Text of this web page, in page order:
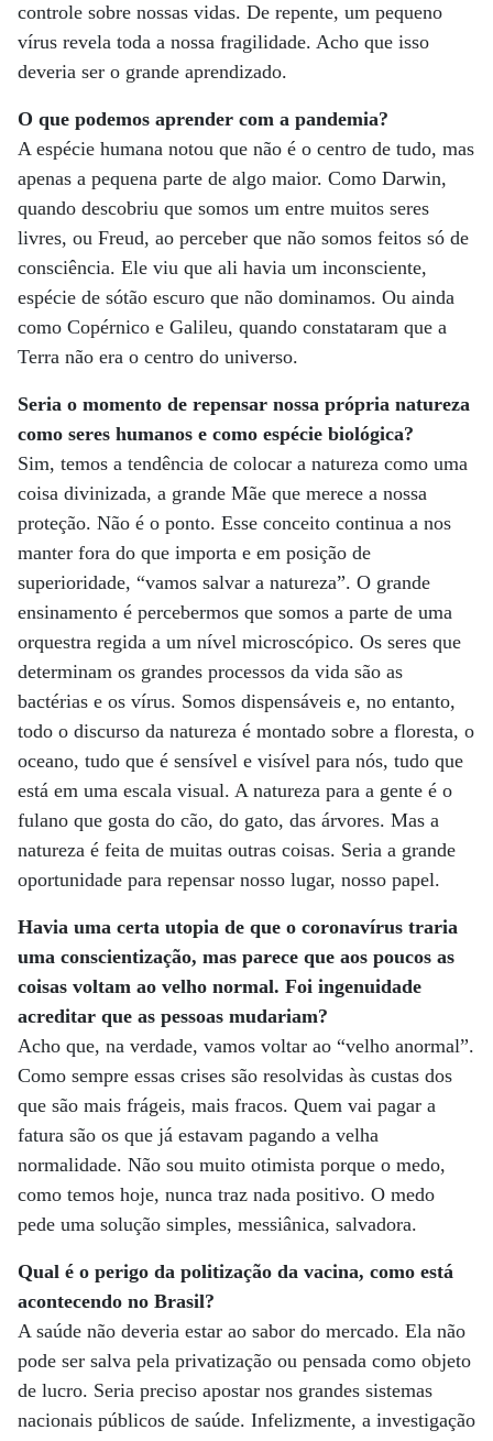
controle sobre nossas vidas. De repente, um pequeno
vírus revela toda a nossa fragilidade. Acho que isso
deveria ser o grande aprendizado.
O que podemos aprender com a pandemia?
A espécie humana notou que não é o centro de tudo, mas
apenas a pequena parte de algo maior. Como Darwin,
quando descobriu que somos um entre muitos seres
livres, ou Freud, ao perceber que não somos feitos só de
consciência. Ele viu que ali havia um inconsciente,
espécie de sótão escuro que não dominamos. Ou ainda
como Copérnico e Galileu, quando constataram que a
Terra não era o centro do universo.
Seria o momento de repensar nossa própria natureza
como seres humanos e como espécie biológica?
Sim, temos a tendência de colocar a natureza como uma
coisa divinizada, a grande Mãe que merece a nossa
proteção. Não é o ponto. Esse conceito continua a nos
manter fora do que importa e em posição de
superioridade, “vamos salvar a natureza”. O grande
ensinamento é percebermos que somos a parte de uma
orquestra regida a um nível microscópico. Os seres que
determinam os grandes processos da vida são as
bactérias e os vírus. Somos dispensáveis e, no entanto,
todo o discurso da natureza é montado sobre a floresta, o
oceano, tudo que é sensível e visível para nós, tudo que
está em uma escala visual. A natureza para a gente é o
fulano que gosta do cão, do gato, das árvores. Mas a
natureza é feita de muitas outras coisas. Seria a grande
oportunidade para repensar nosso lugar, nosso papel.
Havia uma certa utopia de que o coronavírus traria
uma conscientização, mas parece que aos poucos as
coisas voltam ao velho normal. Foi ingenuidade
acreditar que as pessoas mudariam?
Acho que, na verdade, vamos voltar ao “velho anormal”.
Como sempre essas crises são resolvidas às custas dos
que são mais frágeis, mais fracos. Quem vai pagar a
fatura são os que já estavam pagando a velha
normalidade. Não sou muito otimista porque o medo,
como temos hoje, nunca traz nada positivo. O medo
pede uma solução simples, messiânica, salvadora.
Qual é o perigo da politização da vacina, como está
acontecendo no Brasil?
A saúde não deveria estar ao sabor do mercado. Ela não
pode ser salva pela privatização ou pensada como objeto
de lucro. Seria preciso apostar nos grandes sistemas
nacionais públicos de saúde. Infelizmente, a investigação